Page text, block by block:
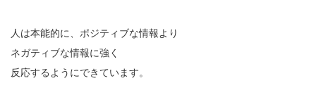
人は本能的に、ポジティブな情報より
ネガティブな情報に強く
反応するようにできています。